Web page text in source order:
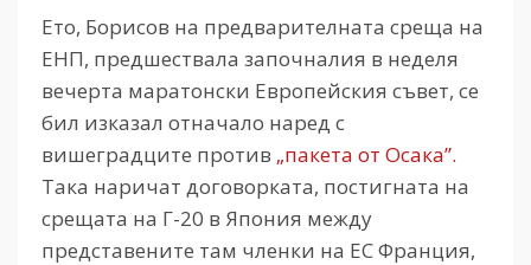
Ето, Борисов на предварителната среща на
ЕНП, предшествала започналия в неделя
вечерта маратонски Европейския съвет, се
бил изказал отначало наред с
вишеградците против „пакета от Осака”.
Така наричат договорката, постигната на
срещата на Г-20 в Япония между
представените там членки на ЕС Франция,